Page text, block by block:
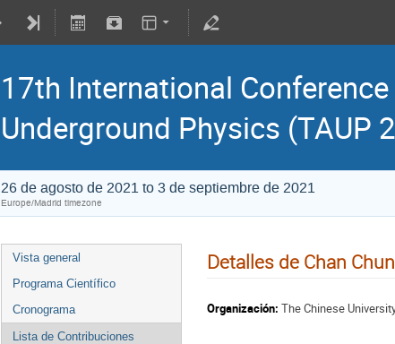
17th International
Underground Physics (TAUP
26 de agosto de 2021 to 3 de septiembre de 2021
Europe/Madrid timezone
Vista general
Programa Científico
Cronograma
Lista de Contribuciones
Detalles de Chan
Organización: The Chinese